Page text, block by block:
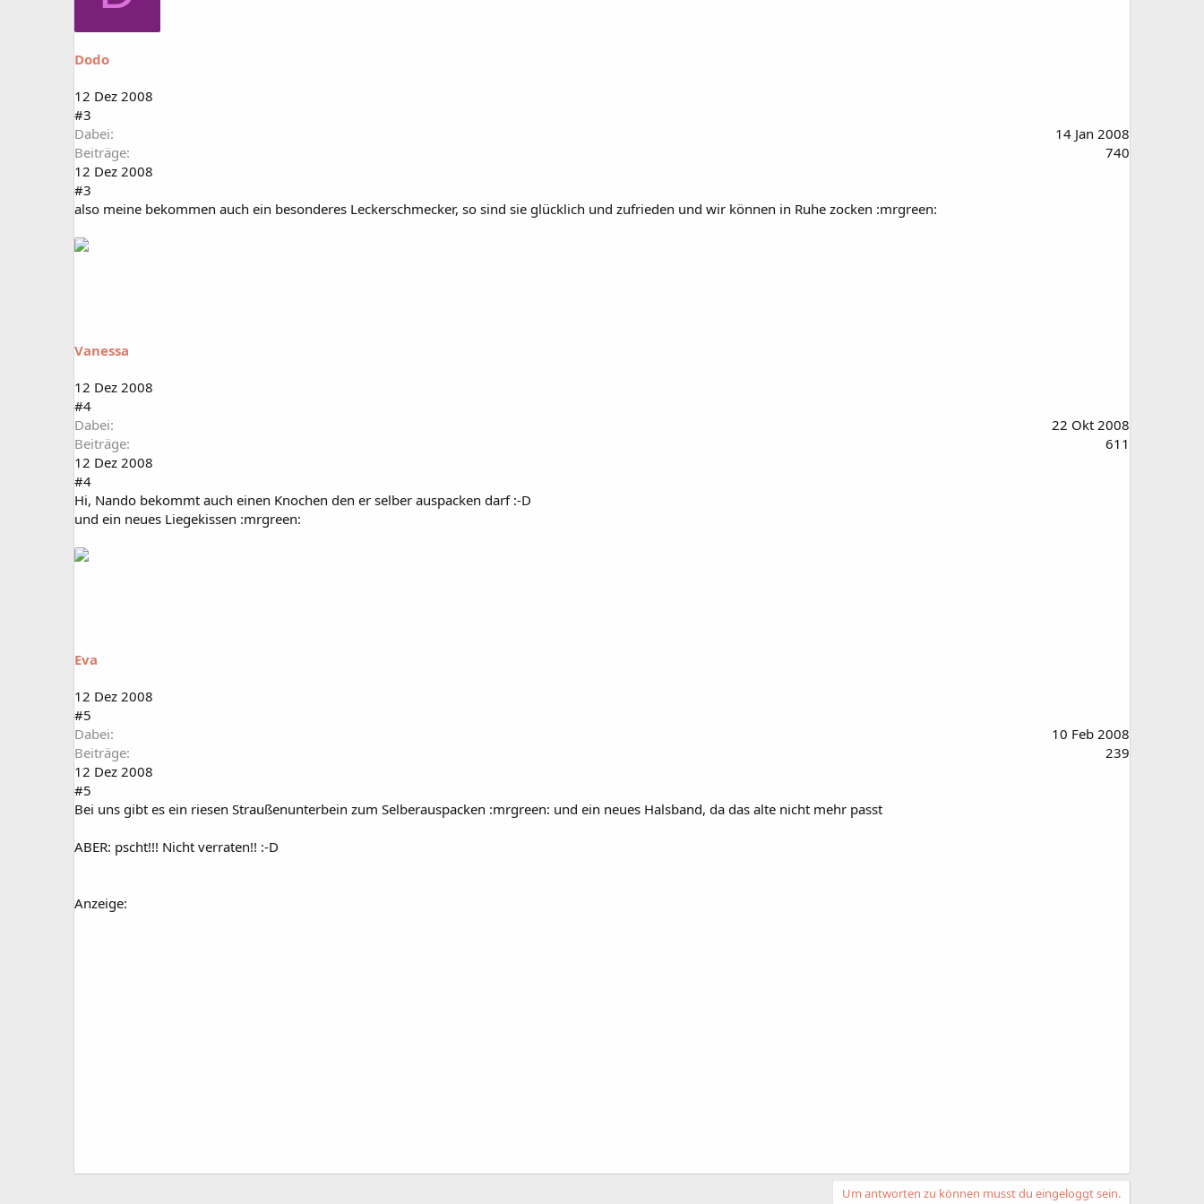
Dodo
12 Dez 2008
#3
Dabei
14 Jan 2008
Beiträge
740
12 Dez 2008
#3
also meine bekommen auch ein besonderes Leckerschmecker, so sind sie glücklich und zufrieden und wir können in Ruhe zocken :mrgreen:
Vanessa
12 Dez 2008
#4
Dabei
22 Okt 2008
Beiträge
611
12 Dez 2008
#4
Hi, Nando bekommt auch einen Knochen den er selber auspacken darf :-D
und ein neues Liegekissen :mrgreen:
Eva
12 Dez 2008
#5
Dabei
10 Feb 2008
Beiträge
239
12 Dez 2008
#5
Bei uns gibt es ein riesen Straußenunterbein zum Selberauspacken :mrgreen: und ein neues Halsband, da das alte nicht mehr passt
ABER: pscht!!! Nicht verraten!! :-D
Anzeige:
Um antworten zu können musst du eingeloggt sein.